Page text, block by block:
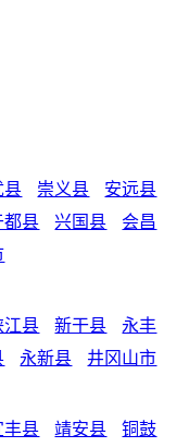
县 崇义县
安远县
都县 兴国县
会昌
江县 新干县
永丰
永新县 井冈山市
丰县 靖安县
铜鼓